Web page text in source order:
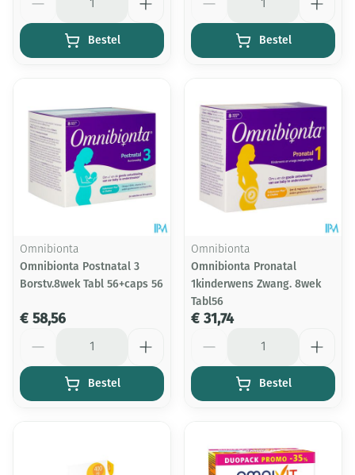
Bestel Bestel
Omnibionta
Omnibionta Postnatal 3
Borstv.8wek Tabl 56+caps 56
€ 58,56
Bestel
Omnibionta
Omnibionta Pronatal
1kinderwens Zwang. 8wek
Tabl56
€ 31,74
Bestel